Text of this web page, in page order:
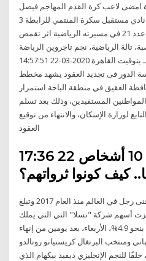
بعد الهجرة امضى لاعب كرة القدم المهاجم فيصل
القنزوعي منذ ايام تعاقده مع نادي مستقبل سكرة المنتمي للرابطة 3
المستوى 2 ليكون بذلك الفريق عدد 21 في مسيرته الرياضية اثر تقمص
تالة الرياضية، نجم تاجروين الرياضة
الأحد، 22 مارس 2020 02:57 مـ بتوقيت القاهرة 2020-03-22 14:57:51
الدور فى تجديد العقود يشهد مخطط
العقيق في منطقة الباحة استمرار
المستفيدين، وذلك بعد تسلم
لوزارة الإسكان، والانتهاء من توقيع
العقود
17:36 22 يناير, 2017. أغنى 10 أشخاص
كيف كونوا ثرواتهم؟
كان بيزوس قد تربع على عرش أغنى رجل في العالم منذ العام 2017 وتبلغ
دولار. وقفزت أسهم شركة "تسلا" التي التي يملك
ماسك 18% منها في البورصة، بنحو 4.9%، الأربعاء، بعد يومين من إنهاء
ومنتخب البرتغال كريستيانو رونالدو
أغنى لاعبي العالم في 2014، خلفًا للنجم الإنجليزي ديفيد بيكهام الذي